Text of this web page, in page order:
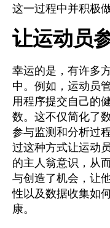
这一过程中并积极
让运动员
幸运的是，有许多
中。例如，运动员
用程序提交自己的
数。这不仅简化了
参与监测和分析过
过这种方式让运动
的主人翁意识，从
与创造了机会，让
性以及数据收集如
康。